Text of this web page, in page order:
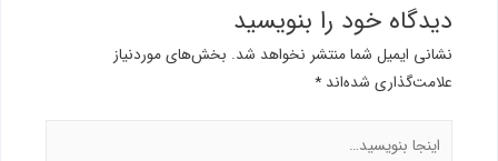
دیدگاه‌ خود را بنویسید
نشانی ایمیل شما منتشر نخواهد شد. بخش‌های موردنیاز
علامت‌گذاری شده‌اند *